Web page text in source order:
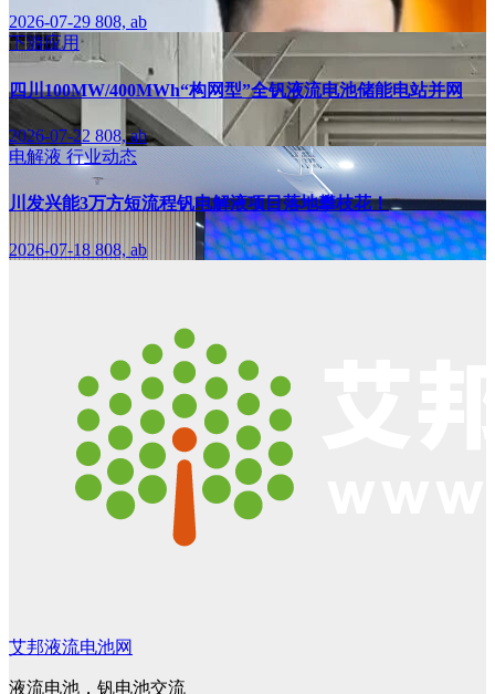
2026-07-29 808, ab
下游应用
四川100MW/400MWh“构网型”全钒液流电池储能电站并网
2026-07-22 808, ab
电解液 行业动态
川发兴能3万方短流程钒电解液项目落地攀枝花！
2026-07-18 808, ab
艾邦液流电池网
液流电池，钒电池交流